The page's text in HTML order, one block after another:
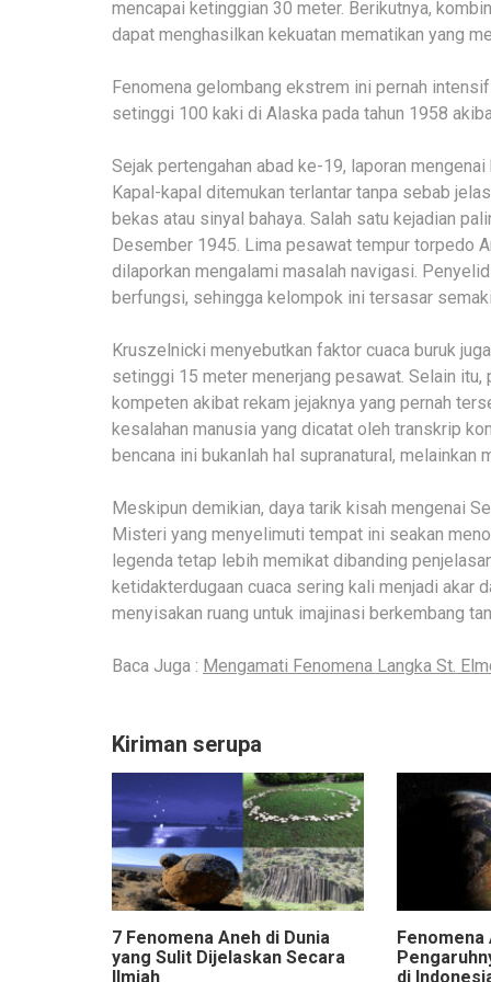
mencapai ketinggian 30 meter. Berikutnya,
dapat menghasilkan kekuatan mematikan yang
Fenomena gelombang ekstrem ini pernah
setinggi 100 kaki di Alaska pada tahun 1958
Sejak pertengahan abad ke-19, laporan
Kapal-kapal ditemukan terlantar tanpa sebab
bekas atau sinyal bahaya. Salah satu kejadian
Desember 1945. Lima pesawat tempur torpedo
dilaporkan mengalami masalah navigasi.
berfungsi, sehingga kelompok ini tersasar
Kruszelnicki menyebutkan faktor cuaca buruk
setinggi 15 meter menerjang pesawat. Selain
kompeten akibat rekam jejaknya yang pernah
kesalahan manusia yang dicatat oleh transkrip
bencana ini bukanlah hal supranatural, melainkan
Meskipun demikian, daya tarik kisah mengenai
Misteri yang menyelimuti tempat ini seakan
legenda tetap lebih memikat dibanding
ketidakterdugaan cuaca sering kali menjadi akar
menyisakan ruang untuk imajinasi berkembang
Baca Juga : Mengamati Fenomena Langka St.
Kiriman serupa
7 Fenomena Aneh di Dunia
yang Sulit Dijelaskan Secara
Ilmiah
Fenomena
di